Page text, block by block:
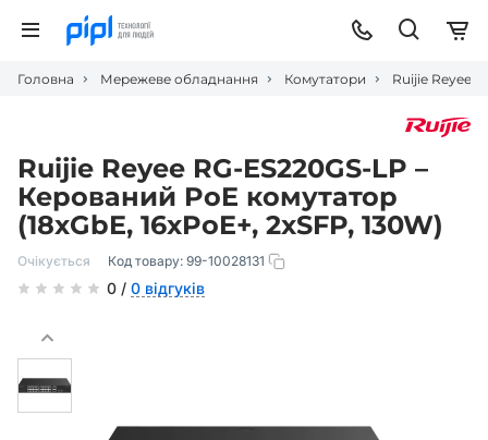
Головна Мережеве обладнання Комутатори Ruijie Reyee
Ruijie Reyee RG-ES220GS-LP –
Керований PoE комутатор
(18xGbE, 16xPoE+, 2xSFP, 130W)
Очікується Код товару: 99-10028131
0 / 0 відгуків